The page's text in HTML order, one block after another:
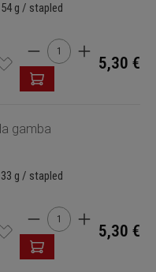
g / stapled
Product Quantity:
5,30 €
gamba
g / stapled
Product Quantity:
5,30 €